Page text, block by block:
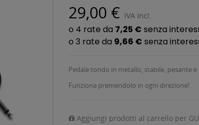
29,00 € IVA Incl.
Pedale tondo in metallo, stabile, pesante
Funziona premendolo in ogni direzione!
Aggiungi prodotti al carrello per